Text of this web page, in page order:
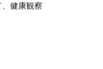
健康観察